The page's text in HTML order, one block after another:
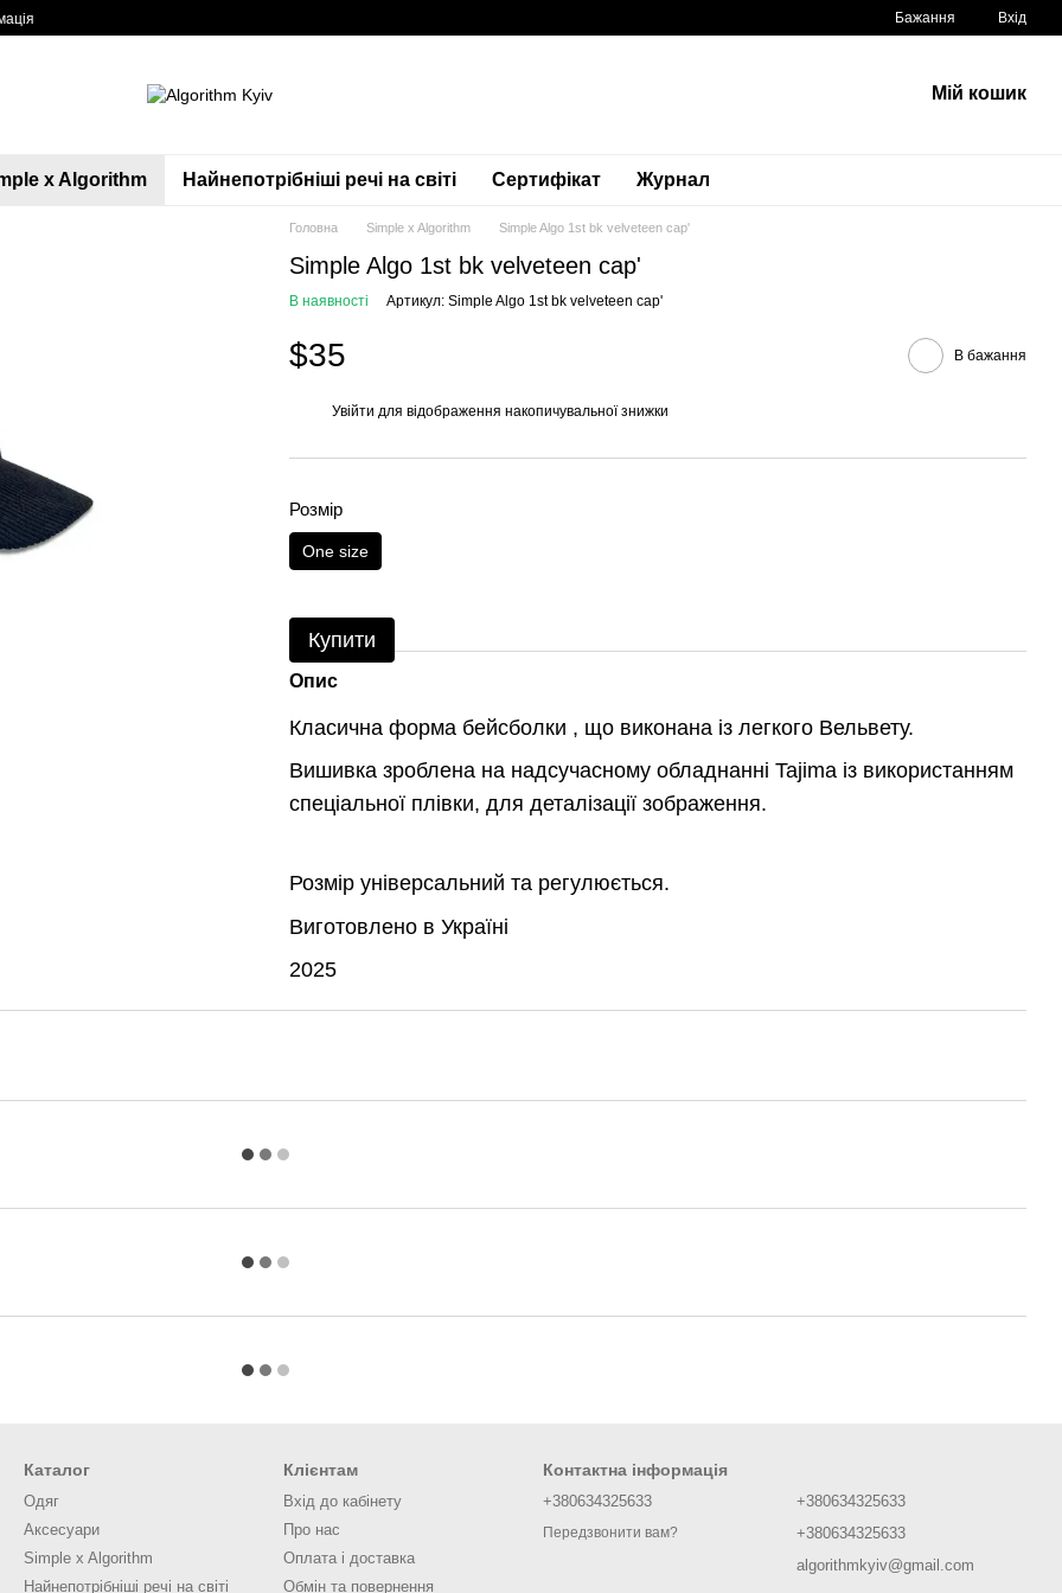
Бажання Вхід
Мій кошик
x Algorithm Найнепотрібніші речі на світі Сертифікат Журнал
Головна Simple x Algorithm Simple Algo 1st bk velveteen cap'
Simple Algo 1st bk velveteen cap'
В наявності Артикул: Simple Algo 1st bk velveteen cap'
$35 В бажання
Увійти для відображення накопичувальної знижки
Розмір
One size
Купити
Опис
Класична форма бейсболки , що виконана із легкого Вельвету.
Вишивка зроблена на надсучасному обладнанні Tajima із використанням
спеціальної плівки, для деталізації зображення.
Розмір універсальний та регулюється.
Виготовлено в Україні
2025
Каталог
Одяг
Аксесуари
Simple x Algorithm
Найнепотрібніші речі на світі
Клієнтам
Вхід до кабінету
Про нас
Оплата і доставка
Обмін та повернення
Контактна інформація
+380634325633
Передзвонити вам?
+380634325633
+380634325633
algorithmkyiv@gmail.com